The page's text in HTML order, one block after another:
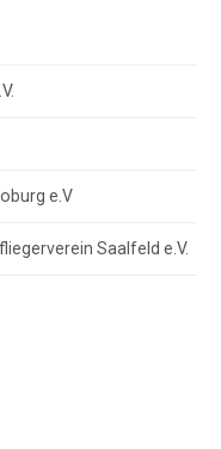
e.V
Saalfeld e.V.